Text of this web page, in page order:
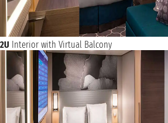
2U Interior with Virtual Balcony